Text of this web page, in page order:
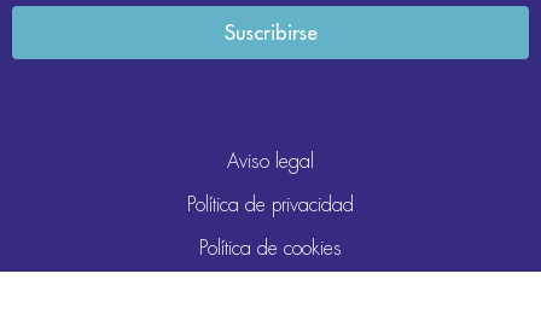
Aviso legal
Política de privacidad
Política de cookies